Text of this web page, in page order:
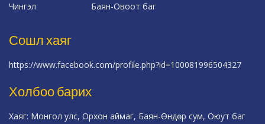
Чингэл
Баян-Овоот баг
Сошл хаяг
https://www.facebook.com/profile.php?id=100081996504327
Холбоо барих
Хаяг: Монгол улс, Орхон аймаг, Баян-Өндөр сум, Оюут баг